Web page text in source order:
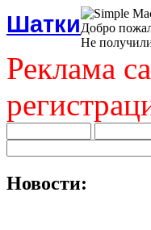
ШаткиДобро
Не
Реклама
Новости: